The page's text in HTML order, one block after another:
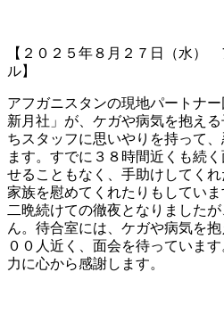
【２０２５年８月２７日（水）
ル】
アフガニスタンの現地パートナ
新月社」が、ケガや病気を抱え
ちスタッフに思いやりを持って
ます。すでに３８時間近くも続
せることもなく、手助けしてく
家族を慰めてくれたりもしていま
二晩続けての徹夜となりました
ん。待合室には、ケガや病気を
００人近く、面会を待っていま
力に心から感謝します。